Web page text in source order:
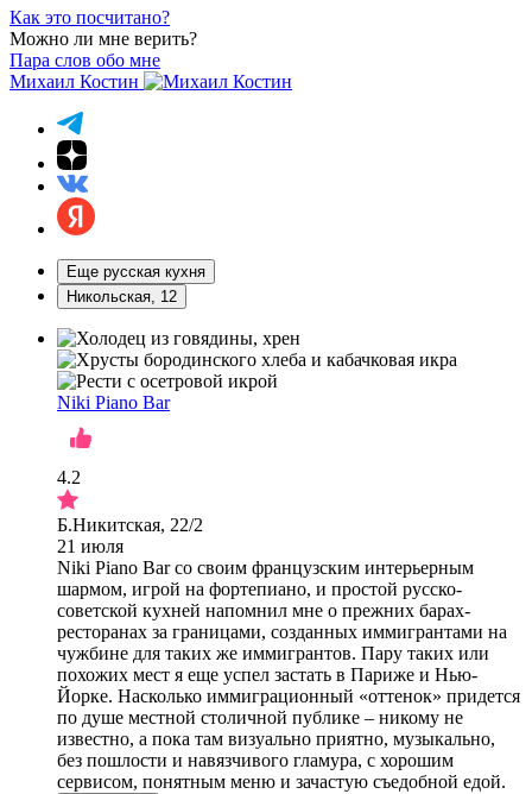
Как это посчитано?
Можно ли мне верить?
Пара слов обо мне
Михаил Костин
Еще русская кухня
Никольская, 12
Niki Piano Bar
4.2
Б.Никитская, 22/2
21 июля
Niki Piano Bar cо своим французским интерьерным
шармом, игрой на фортепиано, и простой русско-
советской кухней напомнил мне о прежних барах-
ресторанах за границами, созданных иммигрантами на
чужбине для таких же иммигрантов. Пару таких или
похожих мест я еще успел застать в Париже и Нью-
Йорке. Насколько иммиграционный «оттенок» придется
по душе местной столичной публике – никому не
известно, а пока там визуально приятно, музыкально,
без пошлости и навязчивого гламура, с хорошим
сервисом, понятным меню и зачастую съедобной едой.